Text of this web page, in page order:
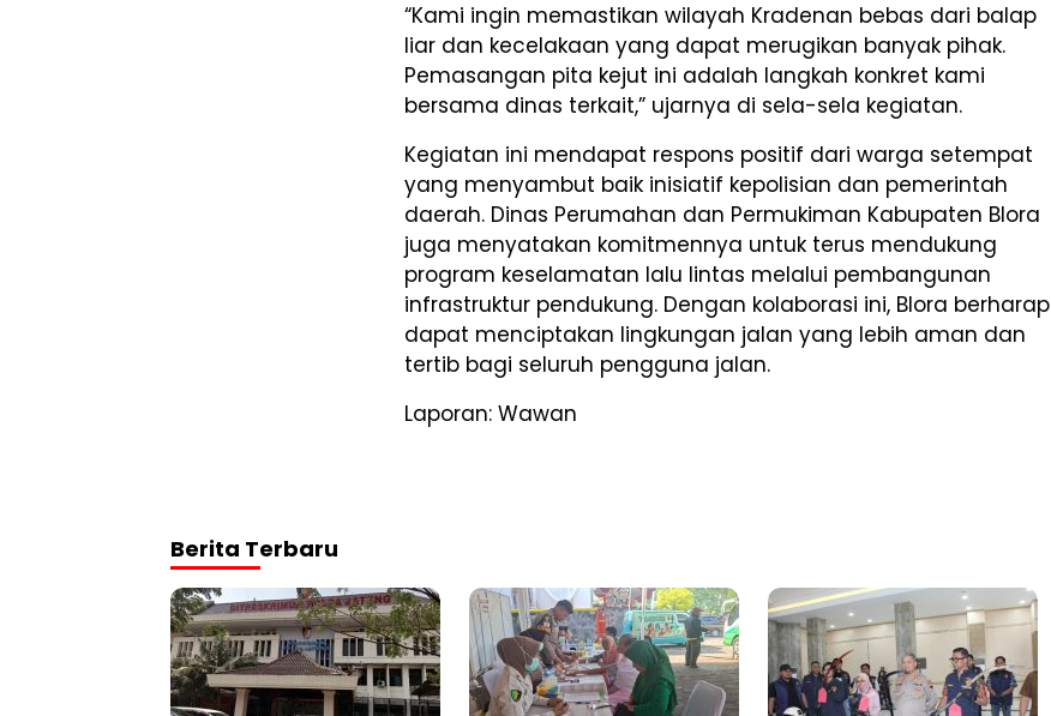
“Kami ingin memastikan wilayah Kradenan bebas dari balap
liar dan kecelakaan yang dapat merugikan banyak pihak.
Pemasangan pita kejut ini adalah langkah konkret kami
bersama dinas terkait,” ujarnya di sela-sela kegiatan.
Kegiatan ini mendapat respons positif dari warga setempat
yang menyambut baik inisiatif kepolisian dan pemerintah
daerah. Dinas Perumahan dan Permukiman Kabupaten Blora
juga menyatakan komitmennya untuk terus mendukung
program keselamatan lalu lintas melalui pembangunan
infrastruktur pendukung. Dengan kolaborasi ini, Blora berharap
dapat menciptakan lingkungan jalan yang lebih aman dan
tertib bagi seluruh pengguna jalan.
Laporan: Wawan
Berita Terbaru